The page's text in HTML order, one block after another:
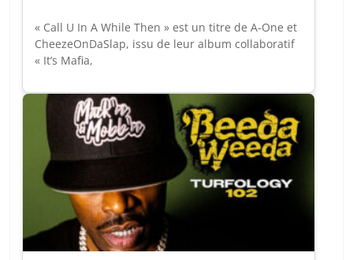
« Call U In A While Then » est un titre de A-One et
CheezeOnDaSlap, issu de leur album collaboratif
« It’s Mafia,